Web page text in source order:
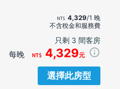
4,329/1 晚
不含稅金和服務費
只剩 3 間客房
每晚 4,329元
選擇此房型